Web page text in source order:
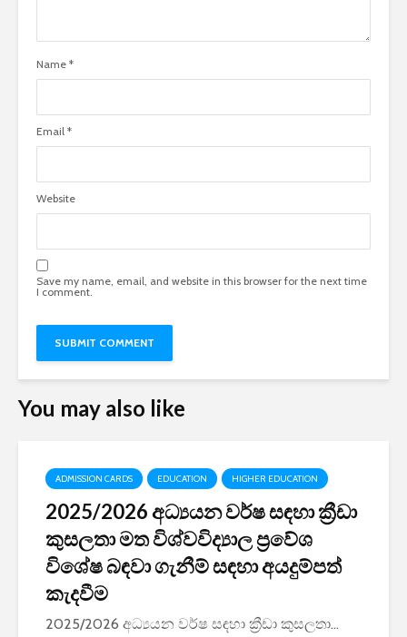
Name *
Email *
Website
Save my name, email, and website in this browser for the next time
I comment.
You may also like
ADMISSION CARDS EDUCATION HIGHER EDUCATION
2025/2026 අධ්‍යයන වර්ෂ සඳහා ක්‍රීඩා
කුසලතා මත විශ්වවිද්‍යාල ප්‍රවේශ
විශේෂ බඳවා ගැනීම් සඳහා අයදුම්පත්
කැදවීම
2025/2026 අධ්‍යයන වර්ෂ සඳහා ක්‍රීඩා කුසලතා...